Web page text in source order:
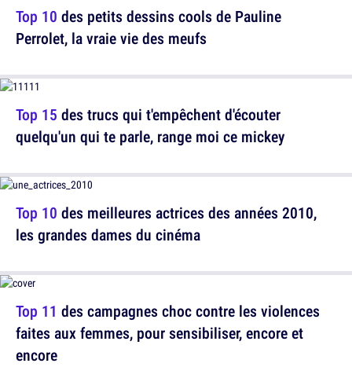
Top 10 des petits dessins cools de Pauline
Perrolet, la vraie vie des meufs
Top 10 des meilleures actrices des années 2010,
les grandes dames du cinéma
Top 15 des trucs qui t'empêchent d'écouter
quelqu'un qui te parle, range moi ce mickey
Top 11 des campagnes choc contre les violences
faites aux femmes, pour sensibiliser, encore et
encore